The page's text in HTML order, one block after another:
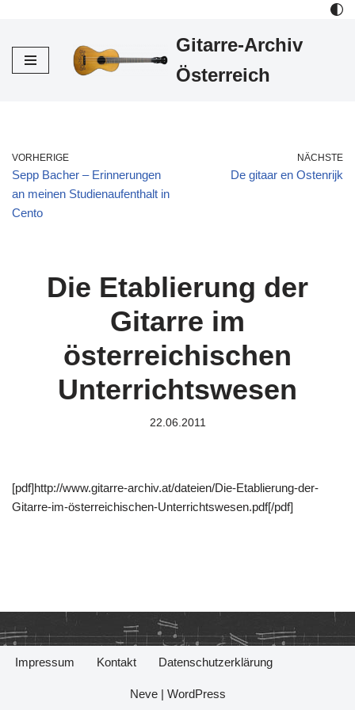
Inhalt
Gitarre-Archiv
Österreich
VORHERIGE
Sepp Bacher – Erinnerungen
an meinen Studienaufenthalt in
Cento
NÄCHSTE
De gitaar en Ostenrijk
Die Etablierung der
Gitarre im
österreichischen
Unterrichtswesen
22.06.2011
[pdf]http://www.gitarre-archiv.at/dateien/Die-Etablierung-der-
Gitarre-im-österreichischen-Unterrichtswesen.pdf[/pdf]
Impressum Kontakt Datenschutzerklärung
Neve| WordPress